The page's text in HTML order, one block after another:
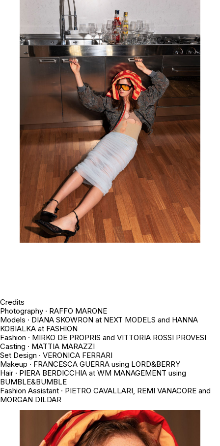
Credits
Photography · RAFFO MARONE
Models · DIANA SKOWRON at NEXT MODELS and HANNA
KOBIALKA at FASHION
Fashion · MIRKO DE PROPRIS and VITTORIA ROSSI PROVESI
Casting · MATTIA MARAZZI
Set Design · VERONICA FERRARI
Makeup · FRANCESCA GUERRA using LORD&BERRY
Hair · PIERA BERDICCHIA at WM MANAGEMENT using
BUMBLE&BUMBLE
Fashion Assistant · PIETRO CAVALLARI, REMI VANACORE and
MORGAN DILDAR